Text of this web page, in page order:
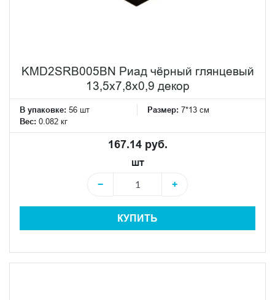
KMD2SRB005BN Риад чёрный глянцевый
13,5x7,8x0,9 декор
В упаковке: 56 шт Размер: 7*13 см
Вес: 0.082 кг
167.14 руб.
шт
−
+
КУПИТЬ